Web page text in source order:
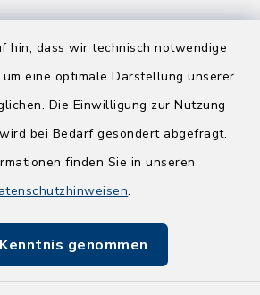
hin, dass wir technisch notwendige
eine optimale Darstellung unserer
Die Einwilligung zur Nutzung
bei Bedarf gesondert abgefragt.
finden Sie in unseren
.
genommen
Barrierefreiheit
Impressum